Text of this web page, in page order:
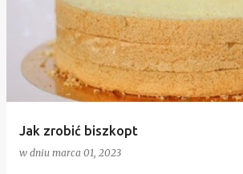
Jak zrobić biszkopt
w dniu marca 01, 2023